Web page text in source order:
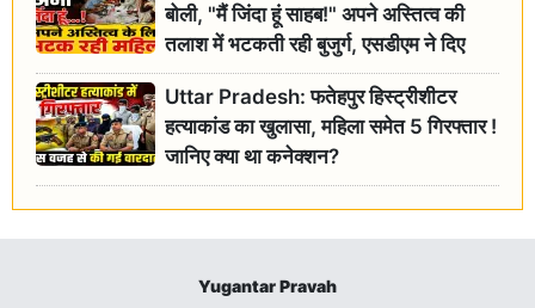
बोली, "मैं जिंदा हूं साहब!" अपने अस्तित्व की
तलाश में भटकती रही बुजुर्ग, एसडीएम ने दिए
जांच के आदेश
Uttar Pradesh: फतेहपुर हिस्ट्रीशीटर
हत्याकांड का खुलासा, महिला समेत 5 गिरफ्तार !
जानिए क्या था कनेक्शन?
Yugantar Pravah